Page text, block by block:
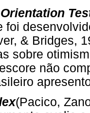
foi
& Bridges,
sobre
não
(Pacico,